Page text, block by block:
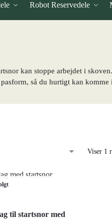
Robot Reservedele
kan stoppe arbejdet i
så du hurtigt kan komme
Viser 1
til startsnor med